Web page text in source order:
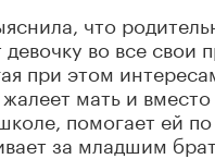
что
во все свои
при этом
мать и
помогает ей по
за младшим